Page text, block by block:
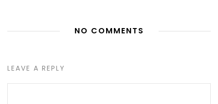
NO COMMENTS
LEAVE A REPLY